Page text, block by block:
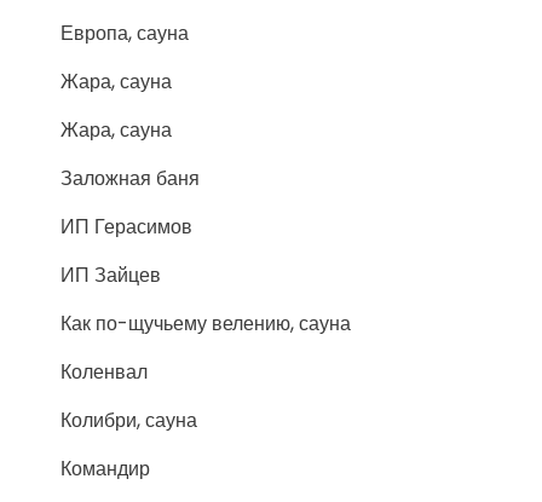
Европа, сауна
Жара, сауна
Жара, сауна
Заложная баня
ИП Герасимов
ИП Зайцев
Как по-щучьему велению, сауна
Коленвал
Колибри, сауна
Командир